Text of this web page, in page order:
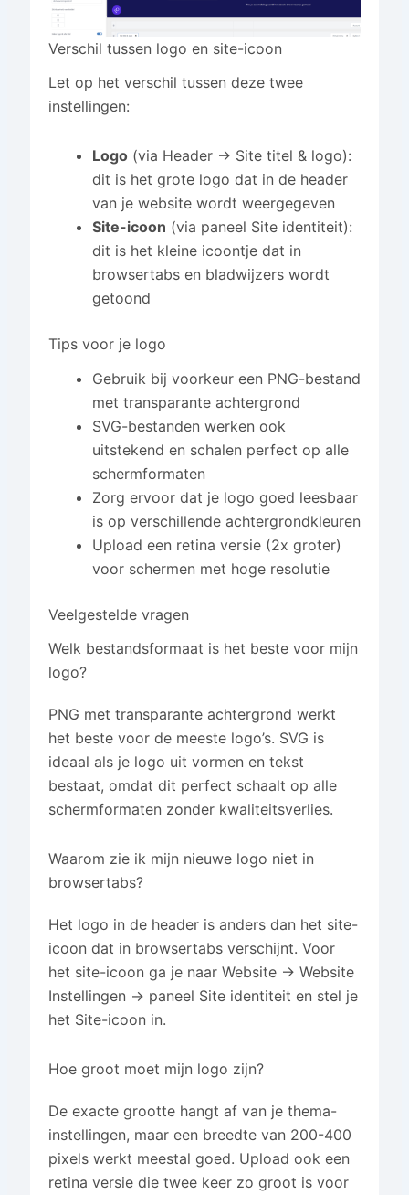
Verschil tussen logo en site-icoon
Let op het verschil tussen deze twee
instellingen:
Logo(via Header → Site titel & logo):
dit is het grote logo dat in de header
van je website wordt weergegeven
Site-icoon (via paneel Site identiteit):
dit is het kleine icoontje dat in
browsertabs en bladwijzers wordt
getoond
Tips voor je logo
Gebruik bij voorkeur een PNG-bestand
met transparante achtergrond
SVG-bestanden werken ook
uitstekend en schalen perfect op alle
schermformaten
Zorg ervoor dat je logo goed leesbaar
is op verschillende achtergrondkleuren
Upload een retina versie (2x groter)
voor schermen met hoge resolutie
Veelgestelde vragen
Welk bestandsformaat is het beste voor mijn
logo?
PNG met transparante achtergrond werkt
het beste voor de meeste logo’s. SVG is
ideaal als je logo uit vormen en tekst
bestaat, omdat dit perfect schaalt op alle
schermformaten zonder kwaliteitsverlies.
Waarom zie ik mijn nieuwe logo niet in
browsertabs?
Het logo in de header is anders dan het site-
icoon dat in browsertabs verschijnt. Voor
het site-icoon ga je naar Website → Website
Instellingen → paneel Site identiteit en stel je
het Site-icoon in.
Hoe groot moet mijn logo zijn?
De exacte grootte hangt af van je thema-
instellingen, maar een breedte van 200-400
pixels werkt meestal goed. Upload ook een
retina versie die twee keer zo groot is voor